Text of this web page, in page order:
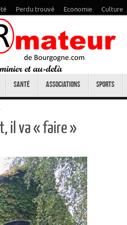
Perdu trouvé Economie Culture
Santé Associations Sports
il va « faire »